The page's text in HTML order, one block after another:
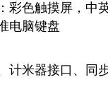
彩色触摸屏，中
电脑键盘
计米器接口、同